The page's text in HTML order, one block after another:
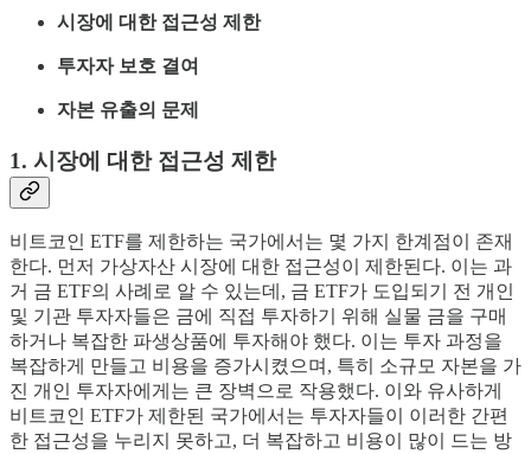
시장에 대한 접근성 제한
투자자 보호 결여
자본 유출의 문제
1. 시장에 대한 접근성 제한
비트코인 ETF를 제한하는 국가에서는 몇 가지 한계점이 존재
한다. 먼저 가상자산 시장에 대한 접근성이 제한된다. 이는 과
거 금 ETF의 사례로 알 수 있는데, 금 ETF가 도입되기 전 개인
및 기관 투자자들은 금에 직접 투자하기 위해 실물 금을 구매
하거나 복잡한 파생상품에 투자해야 했다. 이는 투자 과정을
복잡하게 만들고 비용을 증가시켰으며, 특히 소규모 자본을 가
진 개인 투자자에게는 큰 장벽으로 작용했다. 이와 유사하게
비트코인 ETF가 제한된 국가에서는 투자자들이 이러한 간편
한 접근성을 누리지 못하고, 더 복잡하고 비용이 많이 드는 방